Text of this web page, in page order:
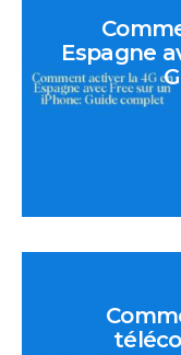
Espagne